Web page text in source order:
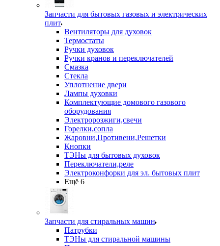
Запчасти для бытовых газовых и электрических
плит
Вентиляторы для духовок
Термостаты
Ручки духовок
Ручки кранов и переключателей
Смазка
Стекла
Уплотнение двери
Лампы духовки
Комплектующие домового газового
оборудования
Электророзжиги,свечи
Горелки,сопла
Жаровни,Противени,Решетки
Кнопки
ТЭНы для бытовых духовок
Переключатели,реле
Электроконфорки для эл. бытовых плит
Ещё 6
Запчасти для стиральных машин
Патрубки
ТЭНы для стиральной машины